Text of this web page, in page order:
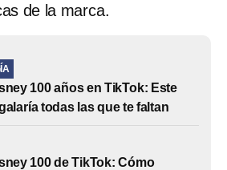
de la marca.
100 años en TikTok: Este
todas las que te faltan
100 de TikTok: Cómo